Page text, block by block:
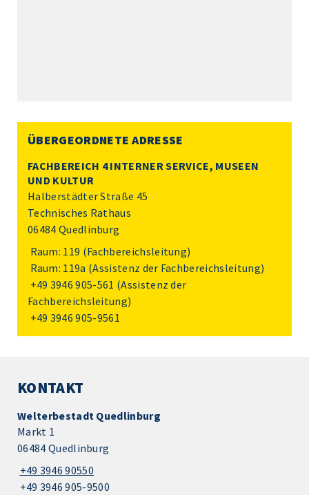
ÜBERGEORDNETE ADRESSE
FACHBEREICH 4 INTERNER SERVICE, MUSEEN
UND KULTUR
Halberstädter Straße 45
Technisches Rathaus
06484 Quedlinburg
Raum: 119 (Fachbereichsleitung)
Raum: 119a (Assistenz der Fachbereichsleitung)
+49 3946 905-561 (Assistenz der
Fachbereichsleitung)
+49 3946 905-9561
KONTAKT
Welterbestadt Quedlinburg
Markt 1
06484 Quedlinburg
+49 3946 90550
+49 3946 905-9500